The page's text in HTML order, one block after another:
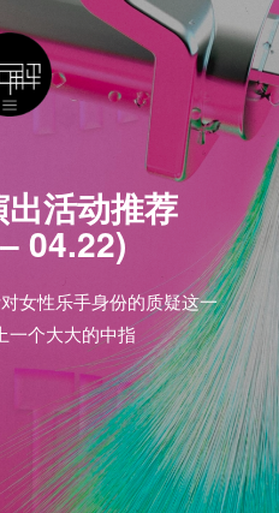
活动推荐
04.22)
女性乐手身份的质疑这一
一个大大的中指